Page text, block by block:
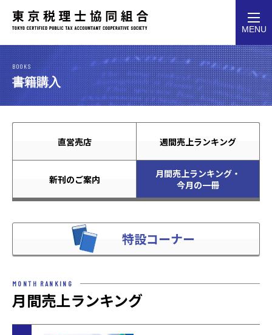
MENU
BOOKS
書籍購入
直営売店 週間売上ランキング
新刊のご案内
月間売上ランキング・
今月の一冊
特設コーナー
MONTH RANKING
月間売上ランキング